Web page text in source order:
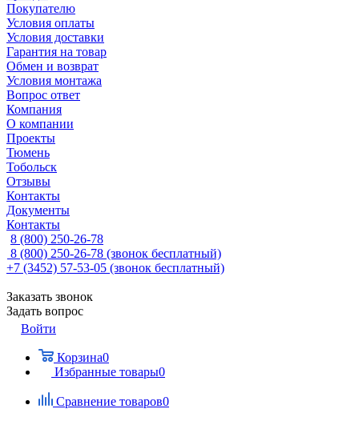
Покупателю
Условия оплаты
Условия доставки
Гарантия на товар
Обмен и возврат
Условия монтажа
Вопрос ответ
Компания
О компании
Проекты
Тюмень
Тобольск
Отзывы
Контакты
Документы
Контакты
8 (800) 250-26-78
8 (800) 250-26-78 (звонок бесплатный)
+7 (3452) 57-53-05 (звонок бесплатный)
Заказать звонок
Задать вопрос
Войти
Корзина0
Избранные товары0
Сравнение товаров0